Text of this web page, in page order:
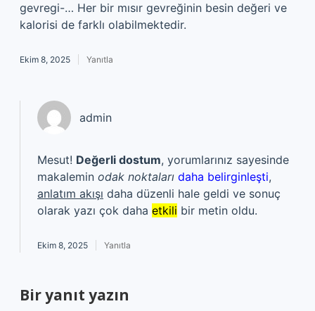
gevregi-… Her bir mısır gevreğinin besin değeri ve
kalorisi de farklı olabilmektedir.
Ekim 8, 2025 Yanıtla
admin
Mesut! Değerli dostum, yorumlarınız sayesinde
makalemin odak noktaları daha belirginleşti,
anlatım akışı daha düzenli hale geldi ve sonuç
olarak yazı çok daha etkili bir metin oldu.
Ekim 8, 2025 Yanıtla
Bir yanıt yazın